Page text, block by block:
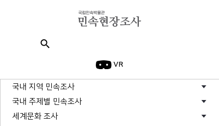
search
VR
국내 지역 민속조사
국내 주제별 민속조사
세계문화 조사